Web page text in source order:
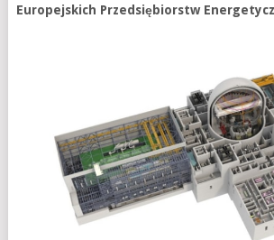
Europejskich Przedsiębiorstw